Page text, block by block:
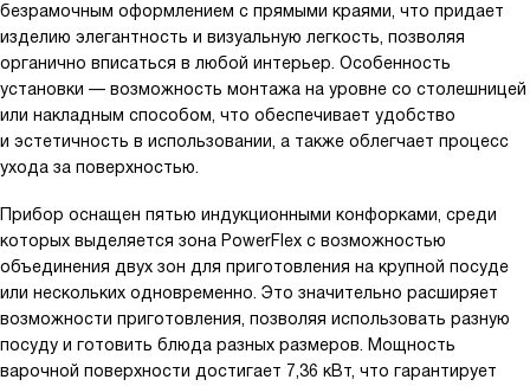
безрамочным оформлением с прямыми краями, что придает
изделию элегантность и визуальную легкость, позволяя
органично вписаться в любой интерьер. Особенность
установки — возможность монтажа на уровне со столешницей
или накладным способом, что обеспечивает удобство
и эстетичность в использовании, а также облегчает процесс
ухода за поверхностью.
Прибор оснащен пятью индукционными конфорками, среди
которых выделяется зона PowerFlex с возможностью
объединения двух зон для приготовления на крупной посуде
или нескольких одновременно. Это значительно расширяет
возможности приготовления, позволяя использовать разную
посуду и готовить блюда разных размеров. Мощность
варочной поверхности достигает 7,36 кВт, что гарантирует